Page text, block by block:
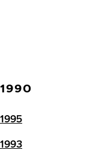
1990
1995
1993